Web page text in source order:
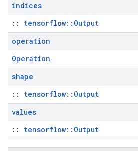
indices
:: tensorflow::Output
operation
Operation
shape
:: tensorflow::Output
values
:: tensorflow::Output